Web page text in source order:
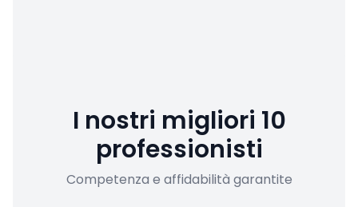
I nostri migliori 10
professionisti
Competenza e affidabilità garantite